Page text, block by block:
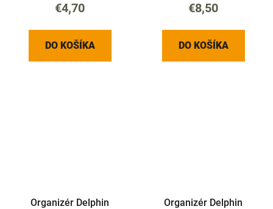
€4,70
DO KOŠÍKA
€8,50
DO KOŠÍKA
Organizér Delphin
Organizér Delphin